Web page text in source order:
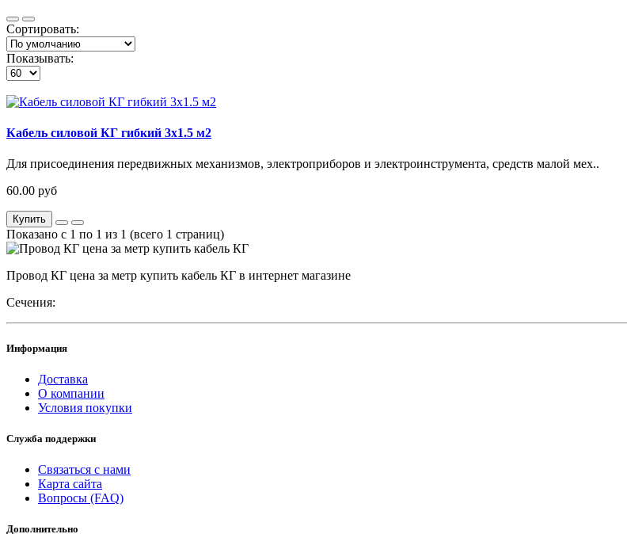
Сортировать:
Показывать:
Кабель силовой КГ гибкий 3х1.5 м2
Для присоединения передвижных механизмов, электроприборов и электроинструмента, средств малой мех..
60.00 руб
Купить
Показано с 1 по 1 из 1 (всего 1 страниц)
Провод КГ цена за метр купить кабель КГ в интернет магазине
Сечения:
Информация
Доставка
О компании
Условия покупки
Служба поддержки
Связаться с нами
Карта сайта
Вопросы (FAQ)
Дополнительно